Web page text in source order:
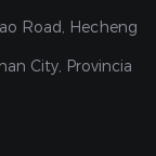
Road, Hecheng
City, Provincia